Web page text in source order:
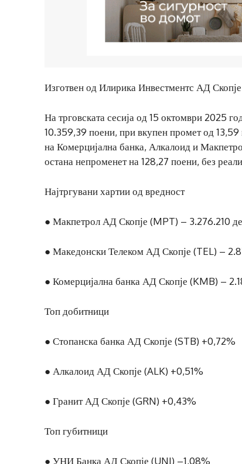
Изготвен од Илирика Инвестментс АД
На трговската сесија од 15 октомври 2025
10.359,39 поени, при вкупен промет од 13,59
на Комерцијална банка, Алкалоид и
остана непроменет на 128,27 поени, без
Најтргувани хартии од вредност
● Макпетрол АД Скопје (MPT) – 3.276.210
● Македонски Телеком АД Скопје (TEL) –
● Комерцијална банка АД Скопје (KMB) –
Топ добитници
● Стопанска банка АД Скопје (STB) +0,72%
● Алкалоид АД Скопје (ALK) +0,51%
● Гранит АД Скопје (GRN) +0,43%
Топ губитници
● УНИ Банка АД Скопје (UNI) –1,08%